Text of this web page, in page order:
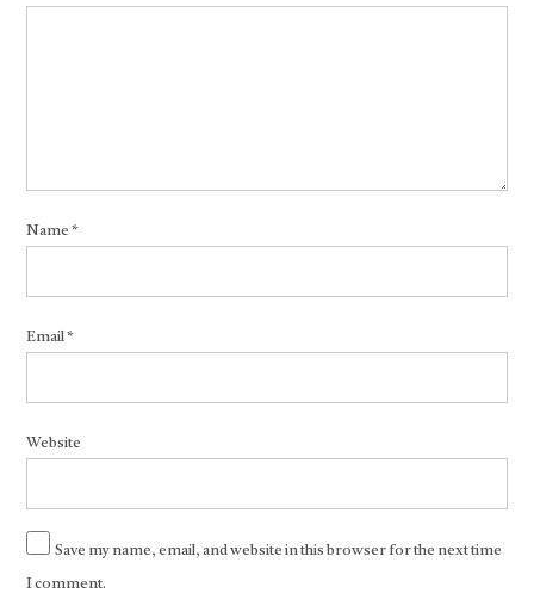
Name*
Email*
Website
Save my name, email, and website in this browser for the next time
I comment.